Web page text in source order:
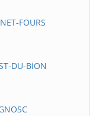
FOURS
DU-BiON